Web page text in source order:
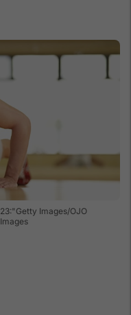
23:"Getty Images/OJO
Images